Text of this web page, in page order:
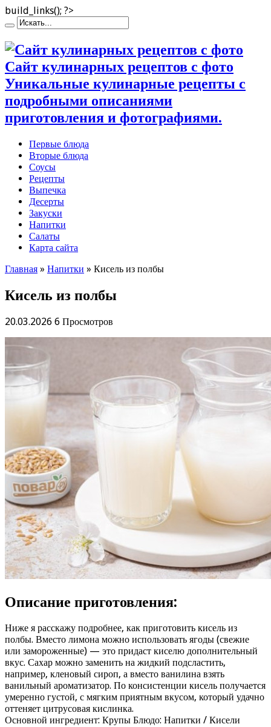
build_links(); ?>
Сайт кулинарных рецептов с фото
Уникальные кулинарные рецепты с
подробными описаниями
приготовления и фотографиями.
Первые блюда
Вторые блюда
Соусы
Рецепты
Выпечка
Десерты
Закуски
Напитки
Салаты
Карта сайта
Главная » Напитки » Кисель из полбы
Кисель из полбы
20.03.2026 6 Просмотров
Описание приготовления:
Ниже я расскажу подробнее, как приготовить кисель из
полбы. Вместо лимона можно использовать ягоды (свежие
или замороженные) — это придаст киселю дополнительный
вкус. Сахар можно заменить на жидкий подсластить,
например, кленовый сироп, а вместо ванилина взять
ванильный ароматизатор. По консистенции кисель получается
умеренно густой, с мягким приятным вкусом, который удачно
оттеняет цитрусовая кислинка.
Основной ингредиент: Крупы Блюдо: Напитки / Кисели